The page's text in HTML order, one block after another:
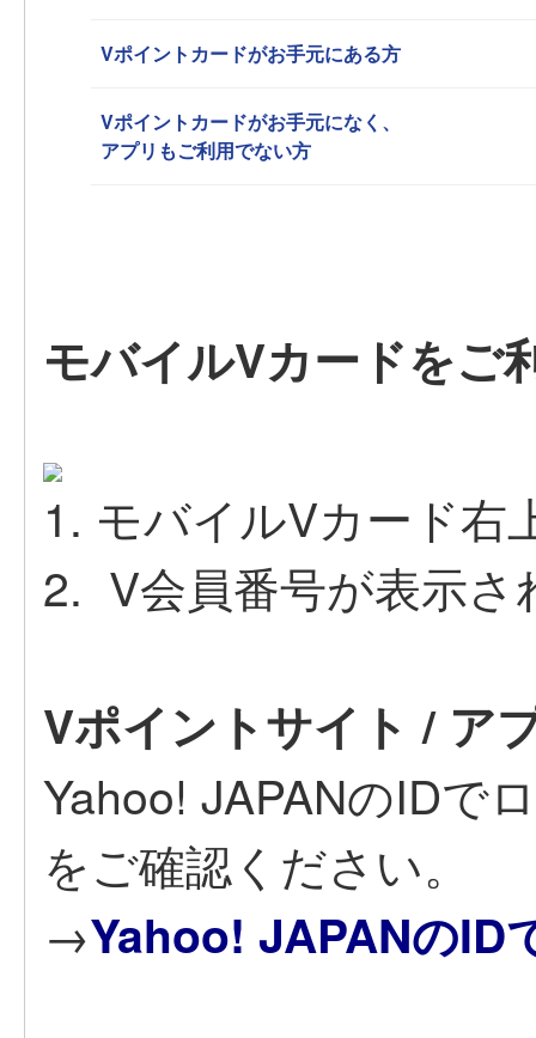
Vポイントカードがお手元にある方
Vポイントカードがお手元になく、
アプリもご利用でない方
モバイルVカードをご
1. モバイルVカード右
2. V会員番号が表示さ
Vポイントサイト / ア
Yahoo! JAPANのIDで
をご確認ください。
→Yahoo! JAPANのID